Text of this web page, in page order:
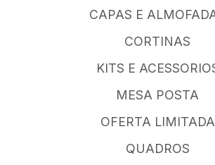
CAPAS E
CORTINAS
KITS E
MESA POSTA
OFERTA LIMITADA
QUADROS